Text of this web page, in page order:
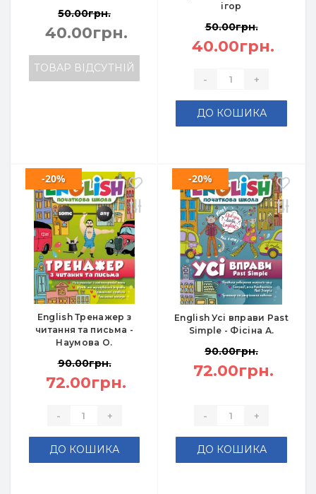
50.00грн.
40.00грн.
ТОВАР ВІДСУТНІЙ
ігор
50.00грн.
40.00грн.
- +
ДО КОШИКА
English Тренажер з
читання та письма -
Наумова О.
-20%
90.00грн.
72.00грн.
- +
ДО КОШИКА
English Усі вправи Past
Simple - Фісіна А.
-20%
90.00грн.
72.00грн.
- +
ДО КОШИКА